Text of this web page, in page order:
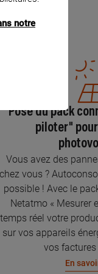
Pose du pack
piloter"
Vous avez des
chez vous ?
possible ! Avec le
Netatmo « Mesurer
temps réel votre
sur vos appareils
vos factures
En
notre